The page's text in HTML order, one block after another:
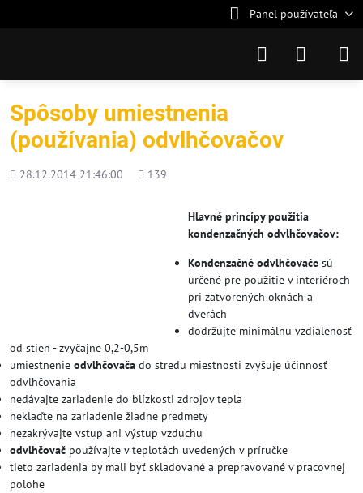
Panel používateľa
Spôsoby umiestnenia
(používania) odvlhčovačov
Pridané
28.12.2014 21:46:00
Počet
139
Hlavné princípy použitia
kondenzačných odvlhčovačov:
Kondenzačné odvlhčovače sú
určené pre použitie v interiéroch
pri zatvorených oknách a
dverách
dodržujte minimálnu vzdialenosť
od stien - zvyčajne 0,2-0,5m
umiestnenie odvlhčovača do stredu miestnosti zvyšuje účinnosť
odvlhčovania
nedávajte zariadenie do blízkosti zdrojov tepla
neklaďte na zariadenie žiadne predmety
nezakrývajte vstup ani výstup vzduchu
odvlhčovač používajte v teplotách uvedených v príručke
tieto zariadenia by mali byť skladované a prepravované v pracovnej
polohe